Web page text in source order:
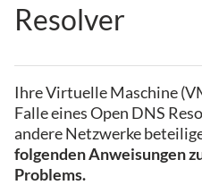
Resolver
Ihre Virtuelle Maschine
Falle eines Open DNS
andere Netzwerke
folgenden Anweisungen
Problems.